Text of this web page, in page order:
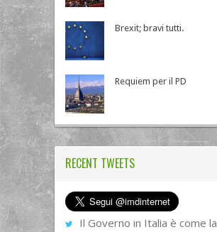
Brexit; bravi tutti.
Requiem per il PD
RECENT TWEETS
Il Governo in Italia è come la